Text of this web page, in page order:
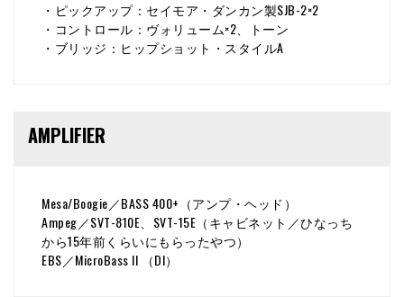
・ピックアップ：セイモア・ダンカン製SJB-2×2
・コントロール：ヴォリューム×2、トーン
・ブリッジ：ヒップショット・スタイルA
AMPLIFIER
Mesa/Boogie／BASS 400+（アンプ・ヘッド）
Ampeg／SVT-810E、SVT-15E（キャビネット／ひなっち
から15年前くらいにもらったやつ）
EBS／MicroBass II （DI）